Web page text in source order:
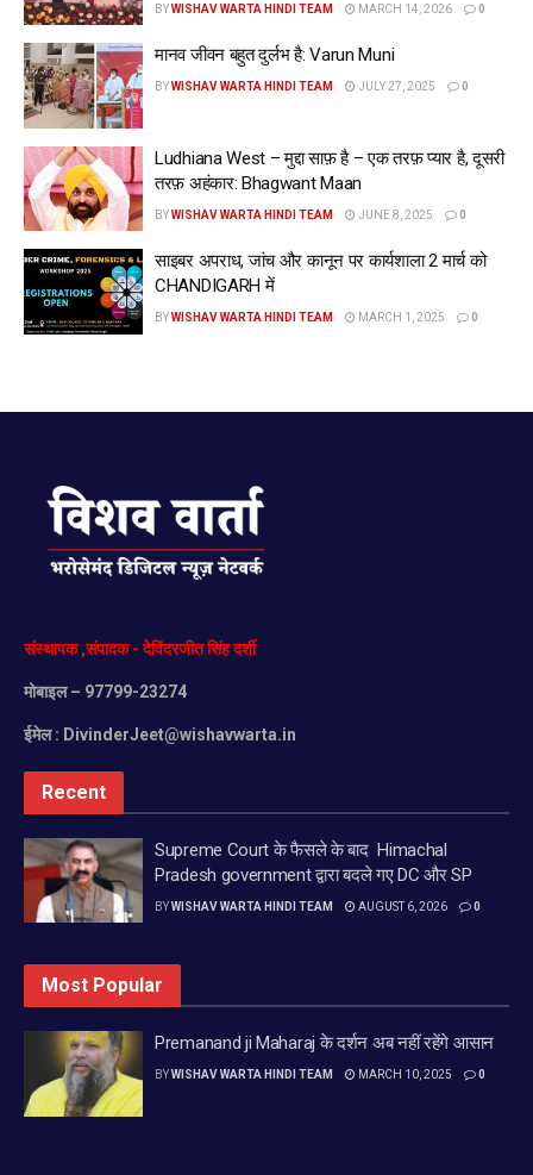
BYWISHAV WARTA HINDI TEAM MARCH 14, 2026 0
मानव जीवन बहुत दुर्लभ है: Varun Muni
BYWISHAV WARTA HINDI TEAM JULY 27, 2025 0
Ludhiana West – मुद्दा साफ़ है – एक तरफ़ प्यार है, दूसरी
तरफ़ अहंकार: Bhagwant Maan
BYWISHAV WARTA HINDI TEAM JUNE 8, 2025 0
साइबर अपराध, जांच और कानून पर कार्यशाला 2 मार्च को
CHANDIGARH में
BYWISHAV WARTA HINDI TEAM MARCH 1, 2025 0
संस्थापक,संपादक-देविंदरजीतसिंहदर्शी
मोबाइल– 97799-23274
ईमेल : DivinderJeet@wishavwarta.in
Recent
Supreme Court के फैसले के बाद Himachal
Pradesh government द्वारा बदले गए DC और SP
BYWISHAV WARTA HINDI TEAM AUGUST 6, 2026 0
Most Popular
Premanand ji Maharaj के दर्शन अब नहीं रहेंगे आसान
BYWISHAV WARTA HINDI TEAM MARCH 10, 2025 0